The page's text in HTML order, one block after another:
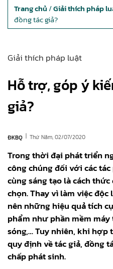
Trang chủ /Giải thích pháp
đồng tác giả?
Giải thích pháp luật
Hỗ trợ, góp ý
giả?
ĐKBQ | Thứ Năm, 02/07/2020
Trong thời đại phát triển
công chúng đối với các
cùng sáng tạo là cách
chọn. Thay vì làm việc
nên những hiệu quả tích
phẩm như phần mềm
sóng,… Tuy nhiên, khi hợp
quy định về tác giả, đồng
chấp phát sinh.